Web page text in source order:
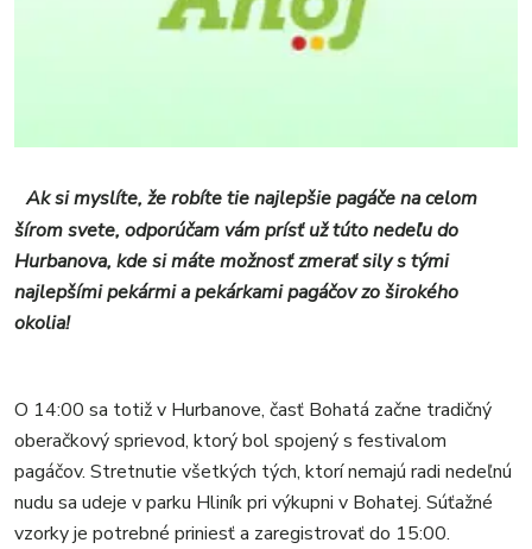
MESTO
KULTÚRA
VIDEO
MIX
Ak si myslíte, že robíte tie najlepšie pagáče na celom
šírom svete, odporúčam vám prísť už túto nedeľu do
Hurbanova, kde si máte možnosť zmerať sily s tými
najlepšími pekármi a pekárkami pagáčov zo širokého
okolia!
O 14:00 sa totiž v Hurbanove, časť Bohatá začne tradičný
oberačkový sprievod, ktorý bol spojený s festivalom
pagáčov. Stretnutie všetkých tých, ktorí nemajú radi nedeľnú
nudu sa udeje v parku Hliník pri výkupni v Bohatej. Súťažné
vzorky je potrebné priniesť a zaregistrovať do 15:00.